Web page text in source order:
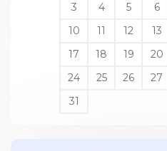
3
4 5 6
10
11 12 13
17
18 19 20
24
25 26 27
31